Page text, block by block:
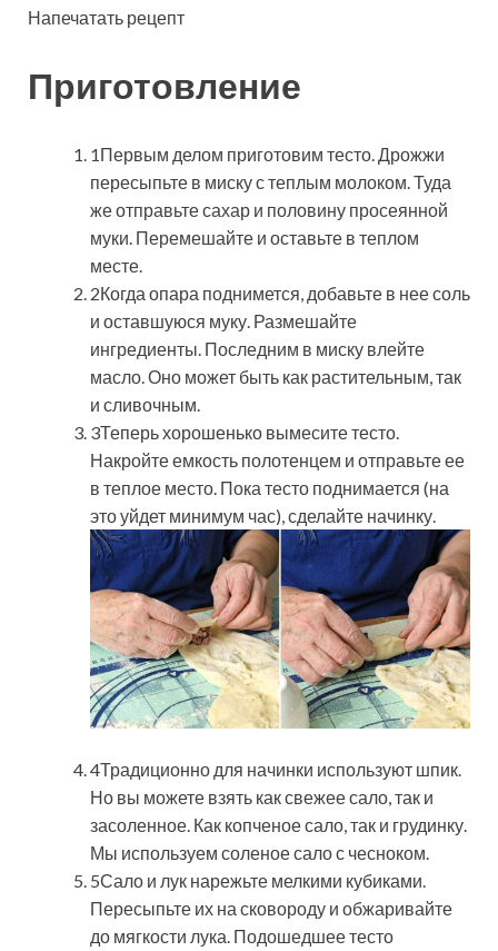
Напечатать рецепт
Приготовление
1Первым делом приготовим тесто. Дрожжи
пересыпьте в миску с теплым молоком. Туда
же отправьте сахар и половину просеянной
муки. Перемешайте и оставьте в теплом
месте.
2Когда опара поднимется, добавьте в нее соль
и оставшуюся муку. Размешайте
ингредиенты. Последним в миску влейте
масло. Оно может быть как растительным, так
и сливочным.
3Теперь хорошенько вымесите тесто.
Накройте емкость полотенцем и отправьте ее
в теплое место. Пока тесто поднимается (на
это уйдет минимум час), сделайте начинку.
4Традиционно для начинки используют шпик.
Но вы можете взять как свежее сало, так и
засоленное. Как копченое сало, так и грудинку.
Мы используем соленое сало с чесноком.
5Сало и лук нарежьте мелкими кубиками.
Пересыпьте их на сковороду и обжаривайте
до мягкости лука. Подошедшее тесто